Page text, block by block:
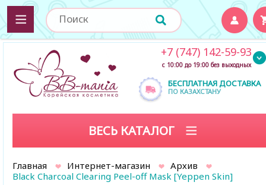
БЕСПЛАТНАЯ ДОСТАВКА
ПО КАЗАХСТАНУ
+7 (747) 142-59-93
с 10:00 до 19:00 без выходных
ВЕСЬ КАТАЛОГ
Главная Интернет-магазин
Архив
Black Charcoal Clearing Peel-off Mask [Yeppen Skin]